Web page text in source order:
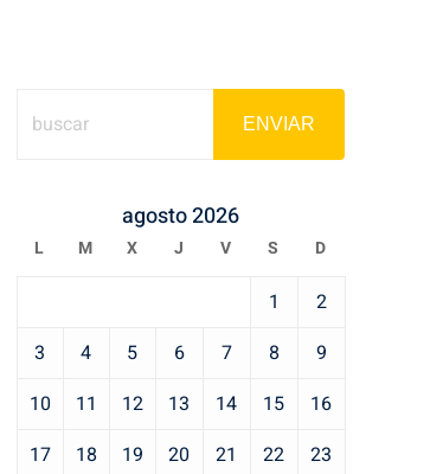
ENVIAR
agosto 2026
L M X J V S D
1
2
3
4 5 6 7 8
9
10
11 12 13 14 15
16
17
18 19 20 21 22 23